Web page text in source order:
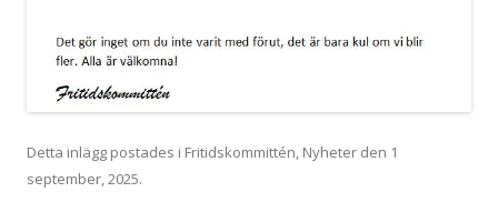
Detta inlägg postades i Fritidskommittén, Nyheter den 1
september, 2025.